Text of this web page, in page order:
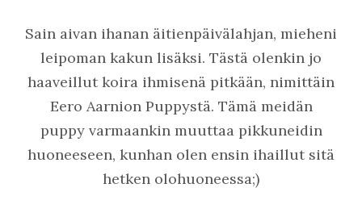
Sain aivan ihanan äitienpäivälahjan, mieheni
leipoman kakun lisäksi. Tästä olenkin jo
haaveillut koira ihmisenä pitkään, nimittäin
Eero Aarnion Puppystä. Tämä meidän
puppy varmaankin muuttaa pikkuneidin
huoneeseen, kunhan olen ensin ihaillut sitä
hetken olohuoneessa;)